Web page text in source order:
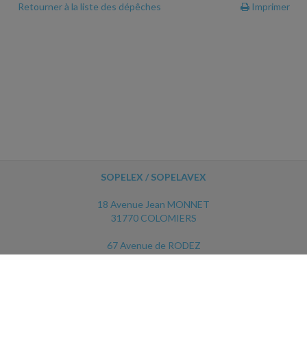
Retourner à la liste des dépêches
Imprimer
SOPELEX / SOPELAVEX
18 Avenue Jean MONNET
31770 COLOMIERS
67 Avenue de RODEZ